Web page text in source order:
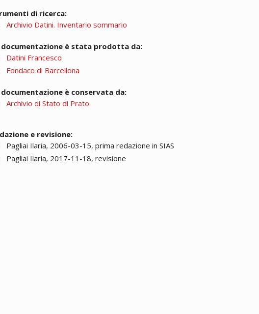
di ricerca:
Archivio Datini. Inventario sommario
documentazione è stata prodotta da:
Datini Francesco
Fondaco di Barcellona
documentazione è conservata da:
Archivio di Stato di Prato
e revisione:
Pagliai Ilaria, 2006-03-15, prima redazione in SIAS
Pagliai Ilaria, 2017-11-18, revisione